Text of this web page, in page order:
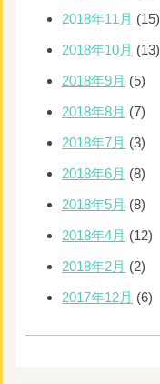
2018年11月 (15)
2018年10月 (13)
2018年9月 (5)
2018年8月 (7)
2018年7月 (3)
2018年6月 (8)
2018年5月 (8)
2018年4月 (12)
2018年2月 (2)
2017年12月 (6)